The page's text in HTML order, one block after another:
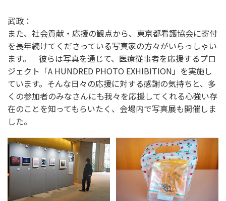
武政：
また、社会貢献・応援の観点から、東京都看護協会に寄付
を長年続けてくださっている写真家の方々がいらっしゃい
ます。 彼らは写真を通じて、医療従事者を応援するプロ
ジェクト「A HUNDRED PHOTO EXHIBITION」を実施し
ています。そんな日々の応援に対する感謝の気持ちと、多
くの参加者のみなさんにも我々を応援してくれる心強い存
在のことを知ってもらいたく、会場内で写真展も開催しま
した。